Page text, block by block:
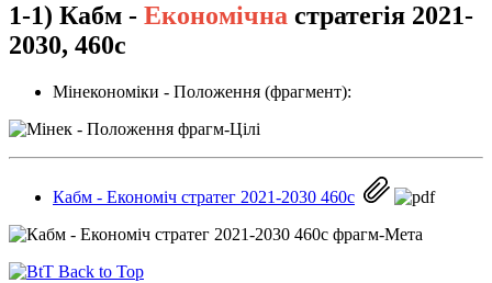
1-1) Кабм - Економічна стратегія 2021-
2030, 460с
Мінекономіки - Положення (фрагмент):
Кабм - Економіч стратег 2021-2030 460с
Back to Top